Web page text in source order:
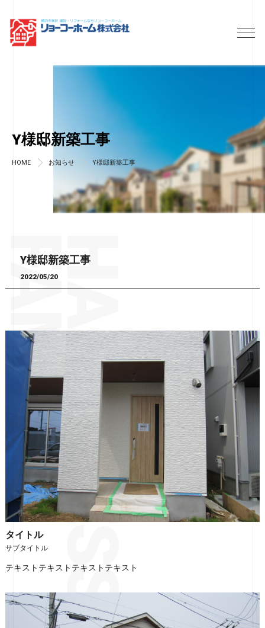
Y様邸新築工事
HOME お知らせ Y様邸新築工事
Y様邸新築工事
2022/05/20
タイトル
サブタイトル
テキストテキストテキストテキスト